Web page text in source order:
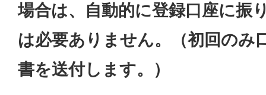
場合は、
自動的に登録口座に振
は必要ありません。（初回のみ
書を送付します。）